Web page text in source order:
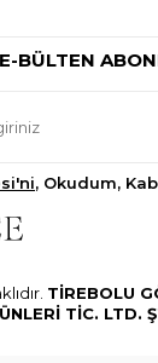
E-BÜLTEN
, Okudum,
TİREBOLU
TİC. LTD.